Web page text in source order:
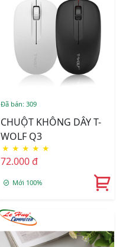
Đã bán: 309
CHUỘT KHÔNG DÂY T-
WOLF Q3
★ ★ ★ ★ ★
72.000 đ
Mới 100%